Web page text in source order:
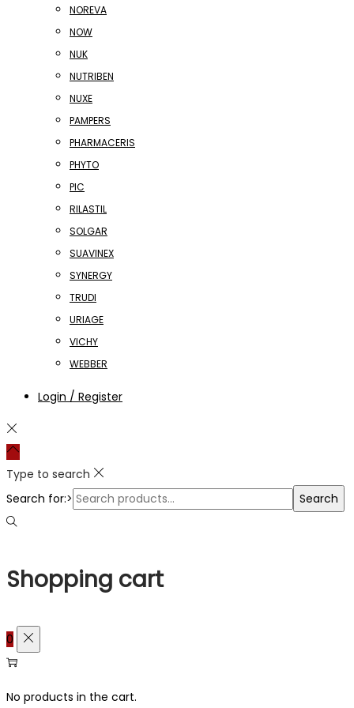
NOREVA
NOW
NUK
NUTRIBEN
NUXE
PAMPERS
PHARMACERIS
PHYTO
PIC
RILASTIL
SOLGAR
SUAVINEX
SYNERGY
TRUDI
URIAGE
VICHY
WEBBER
Login / Register
Type to search
Search for:>
Search
Shopping cart
0
No products in the cart.